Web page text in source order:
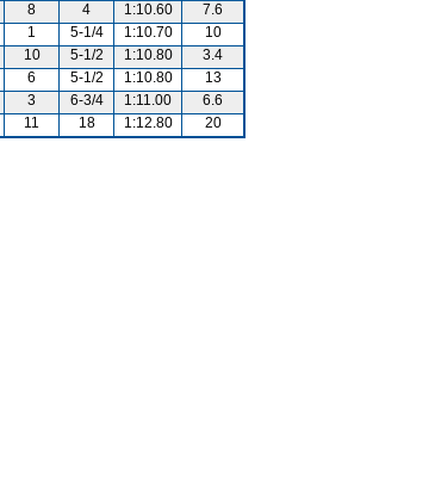
8 4 1:10.60
7.6
1 5-1/4 1:10.70
10
10 5-1/2 1:10.80
3.4
6 5-1/2 1:10.80
13
3 6-3/4 1:11.00
6.6
11 18 1:12.80 20